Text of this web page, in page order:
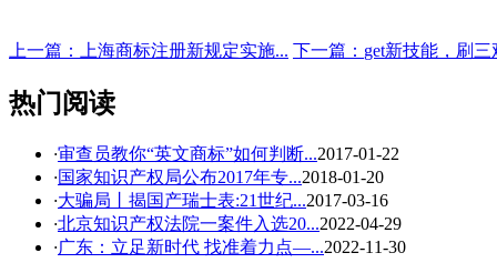
上一篇： 上海商标注册新规定实施... 下一篇： get新技能，刷
热门阅读
·审查员教你“英文商标”如何判断...2017-01-22
·国家知识产权局公布2017年专...2018-01-20
·大骗局丨揭国产瑞士表:21世纪...2017-03-16
·北京知识产权法院一案件入选20...2022-04-29
·广东：立足新时代 找准着力点—...2022-11-30